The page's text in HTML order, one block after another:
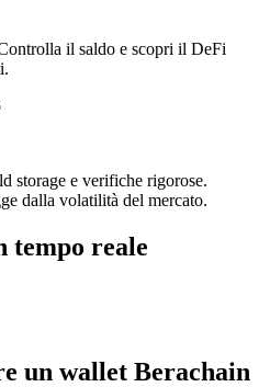
il saldo e scopri il DeFi
storage e verifiche rigorose.
dalla volatilità del mercato.
tempo reale
un wallet Berachain